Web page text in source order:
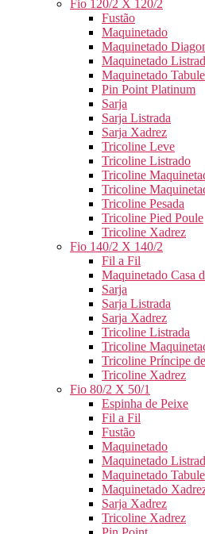
Fio 120/2 X 120/2
Fustão
Maquinetado
Maquinetado
Maquinetado
Maquinetado
Pin Point Platinum
Sarja
Sarja Listrada
Sarja Xadrez
Tricoline Leve
Tricoline Listrado
Tricoline
Tricoline
Tricoline Pesada
Tricoline Pied Poule
Tricoline Xadrez
Fio 140/2 X 140/2
Fil a Fil
Maquinetado Casa
Sarja
Sarja Listrada
Sarja Xadrez
Tricoline Listrada
Tricoline
Tricoline Príncipe
Tricoline Xadrez
Fio 80/2 X 50/1
Espinha de Peixe
Fil a Fil
Fustão
Maquinetado
Maquinetado
Maquinetado
Maquinetado
Sarja Xadrez
Tricoline Xadrez